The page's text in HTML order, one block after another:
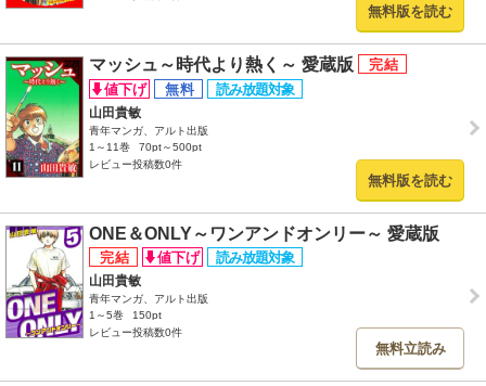
無料版を読む
マッシュ～時代より熱く～ 愛蔵版
山田貴敏
青年マンガ、アルト出版
1～11巻
70pt～500pt
レビュー投稿数0件
無料版を読む
ONE＆ONLY～ワンアンドオンリー～ 愛蔵版
山田貴敏
青年マンガ、アルト出版
1～5巻
150pt
レビュー投稿数0件
無料立読み